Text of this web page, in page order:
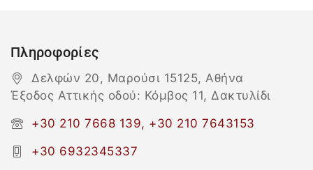
Πληροφορίες
Δελφών 20, Μαρούσι 15125, Αθήνα
Έξοδος Αττικής οδού: Κόμβος 11, Δακτυλίδι
+30 210 7668 139, +30 210 7643153
+30 6932345337